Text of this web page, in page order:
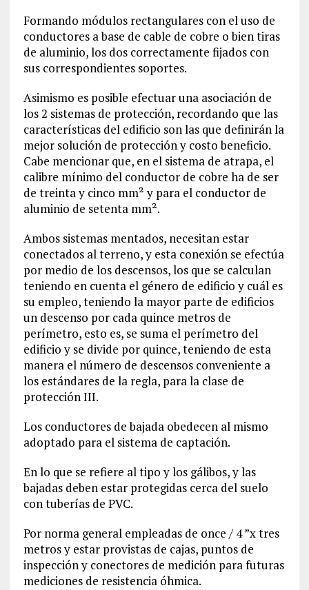
Formando módulos rectangulares con el uso de
conductores a base de cable de cobre o bien tiras
de aluminio, los dos correctamente fijados con
sus correspondientes soportes.
Asimismo es posible efectuar una asociación de
los 2 sistemas de protección, recordando que las
características del edificio son las que definirán la
mejor solución de protección y costo beneficio.
Cabe mencionar que, en el sistema de atrapa, el
calibre mínimo del conductor de cobre ha de ser
de treinta y cinco mm² y para el conductor de
aluminio de setenta mm².
Ambos sistemas mentados, necesitan estar
conectados al terreno, y esta conexión se efectúa
por medio de los descensos, los que se calculan
teniendo en cuenta el género de edificio y cuál es
su empleo, teniendo la mayor parte de edificios
un descenso por cada quince metros de
perímetro, esto es, se suma el perímetro del
edificio y se divide por quince, teniendo de esta
manera el número de descensos conveniente a
los estándares de la regla, para la clase de
protección III.
Los conductores de bajada obedecen al mismo
adoptado para el sistema de captación.
En lo que se refiere al tipo y los gálibos, y las
bajadas deben estar protegidas cerca del suelo
con tuberías de PVC.
Por norma general empleadas de once / 4 ”x tres
metros y estar provistas de cajas, puntos de
inspección y conectores de medición para futuras
mediciones de resistencia óhmica.